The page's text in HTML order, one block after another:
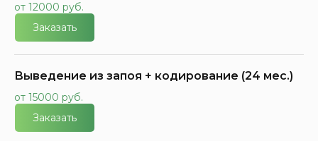
от 12000 руб.
Заказать
Выведение из запоя + кодирование (24 мес.)
от 15000 руб.
Заказать